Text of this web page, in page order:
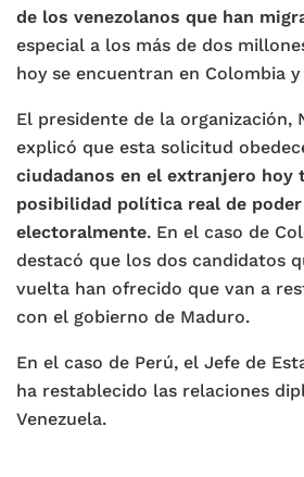
de los venezolanos que han
especial a los más de dos
hoy se encuentran en Colombia y
El presidente de la organización,
explicó que esta solicitud
ciudadanos en el extranjero hoy
posibilidad política real de
electoralmente. En el caso de
destacó que los dos candidatos
vuelta han ofrecido que van a
con el gobierno de Maduro.
En el caso de Perú, el Jefe de
ha restablecido las relaciones
Venezuela.